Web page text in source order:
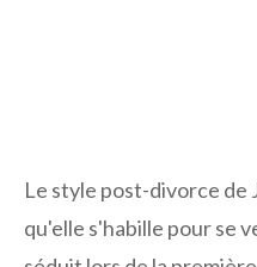
Le style post-divorce de
qu'elle s'habille pour se